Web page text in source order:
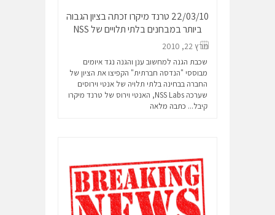
22/03/10 טרנד מיקרו זכתה בציון הגבוה
ביותר במבחנים בלתי תלויים של NSS
מרץ 22, 2010
שכבת הגנה למחשוב ענן והגנה נגד איומים
מבוססי "הנדסה חברתית" הקפיצו את הציון של
החברה בבחינה בלתי תלויה של אנטי וירוסים
שערכה NSS Labs, האנטי וירוס של טרנד מיקרו
קיבל... כתבה מלאה